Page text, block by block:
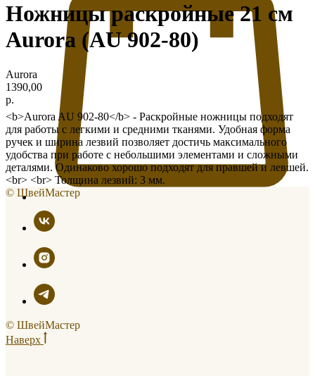
Ножницы раскройные 21 см
Aurora (AU 902-80)
Aurora
1390,00
р.
<b>Aurora AU 902-80</b> - Раскройные ножницы подходят
для работы с легкими и средними тканями. Удобная форма
ручек и ширина лезвий позволяет достичь максимального
удобства при работе с небольшими элементами и сложными
деталями. Одинаково хорошо подходят для правшей и левшей.
<br> <br> Толщина лезвий: 3 мм.
© ШвейМастер
© ШвейМастер
Наверх